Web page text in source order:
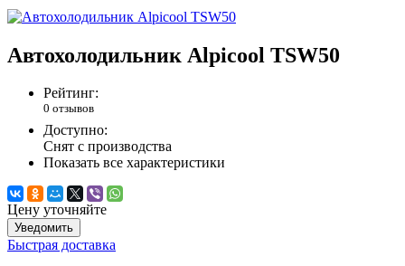
Автохолодильник Alpicool TSW50
Рейтинг:
0 отзывов
Доступно:
Снят с производства
Показать все характеристики
Цену уточняйте
Уведомить
Быстрая доставка